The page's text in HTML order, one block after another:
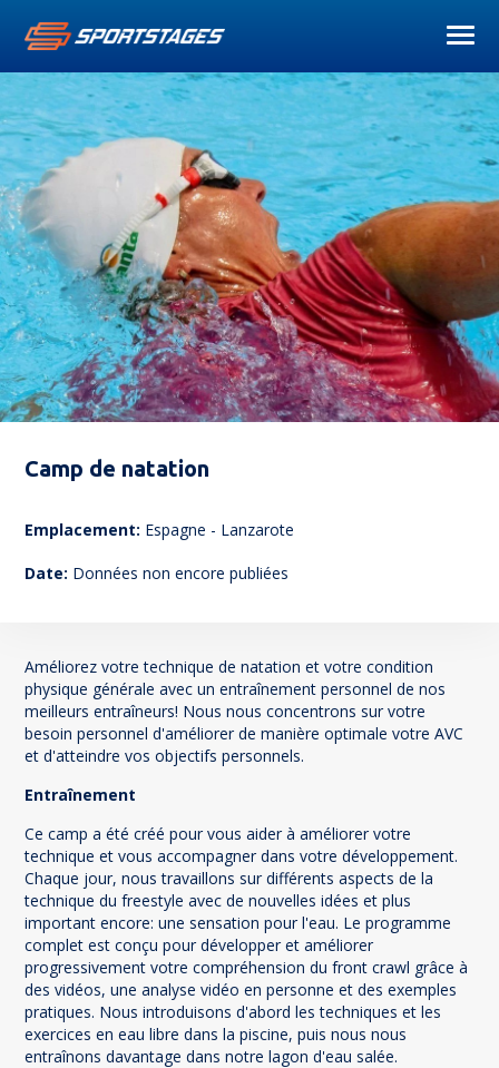
Camp de natation
Emplacement: Espagne - Lanzarote
Date: Données non encore publiées
Améliorez votre technique de natation et votre condition
physique générale avec un entraînement personnel de nos
meilleurs entraîneurs! Nous nous concentrons sur votre
besoin personnel d'améliorer de manière optimale votre AVC
et d'atteindre vos objectifs personnels.
Entraînement
Ce camp a été créé pour vous aider à améliorer votre
technique et vous accompagner dans votre développement.
Chaque jour, nous travaillons sur différents aspects de la
technique du freestyle avec de nouvelles idées et plus
important encore: une sensation pour l'eau. Le programme
complet est conçu pour développer et améliorer
progressivement votre compréhension du front crawl grâce à
des vidéos, une analyse vidéo en personne et des exemples
pratiques. Nous introduisons d'abord les techniques et les
exercices en eau libre dans la piscine, puis nous nous
entraînons davantage dans notre lagon d'eau salée.